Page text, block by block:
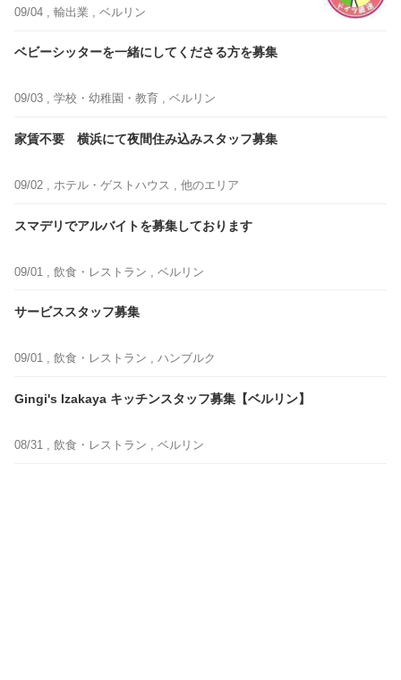
09/04 , 輸出業 , ベルリン
ベビーシッターを一緒にしてくださる方を募集
09/03 , 学校・幼稚園・教育 , ベルリン
家賃不要 横浜にて夜間住み込みスタッフ募集
09/02 , ホテル・ゲストハウス , 他のエリア
スマデリでアルバイトを募集しております
09/01 , 飲食・レストラン , ベルリン
サービススタッフ募集
09/01 , 飲食・レストラン , ハンブルク
Gingi's Izakaya キッチンスタッフ募集【ベルリン】
08/31 , 飲食・レストラン , ベルリン